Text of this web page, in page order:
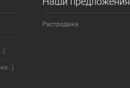
Распродажа